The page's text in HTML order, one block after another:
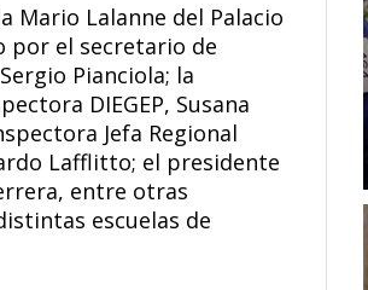
Mario Lalanne del Palacio
por el secretario de
Pianciola; la
DIEGEP, Susana
Jefa Regional
Lafflitto; el presidente
entre otras
escuelas de